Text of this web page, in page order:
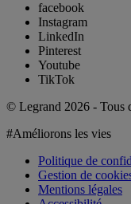
facebook
Instagram
LinkedIn
Pinterest
Youtube
TikTok
© Legrand 2026 - Tous
#Améliorons les vies
Politique de
Gestion de
Mentions légales
Accessibilité